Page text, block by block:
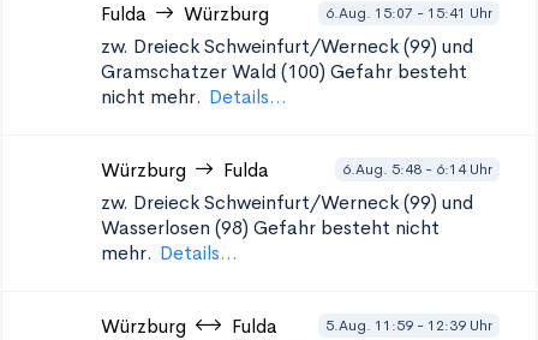
Fulda Würzburg 6.Aug. 15:07 - 15:41 Uhr
zw. Dreieck Schweinfurt/Werneck (99) und
Gramschatzer Wald (100) Gefahr besteht
nicht mehr. Details...
Würzburg Fulda 6.Aug. 5:48 - 6:14 Uhr
zw. Dreieck Schweinfurt/Werneck (99) und
Wasserlosen (98) Gefahr besteht nicht
mehr. Details...
Würzburg Fulda 5.Aug. 11:59 - 12:39 Uhr